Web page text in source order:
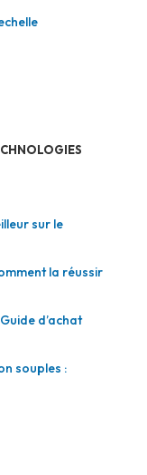
sur le
la réussir
d’achat
souples :